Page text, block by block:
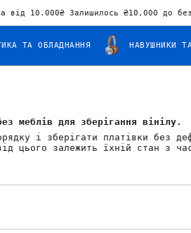
від 10.000₴ Залишилось ₴10,000 до
ТА ОБЛАДНАННЯ НАВУШНИКИ
меблів для зберігання вінілу.
і зберігати платівки без
цього залежить їхній стан з